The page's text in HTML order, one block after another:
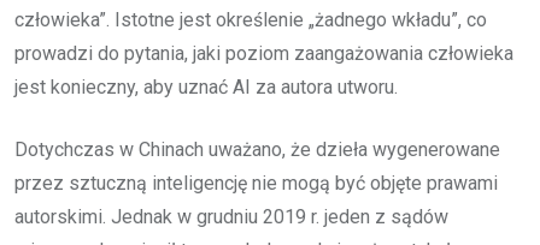
człowieka”. Istotne jest określenie „żadnego wkładu”, co
prowadzi do pytania, jaki poziom zaangażowania człowieka
jest konieczny, aby uznać AI za autora utworu.
Dotychczas w Chinach uważano, że dzieła wygenerowane
przez sztuczną inteligencję nie mogą być objęte prawami
autorskimi. Jednak w grudniu 2019 r. jeden z sądów